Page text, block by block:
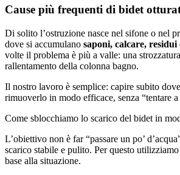
Cause più frequenti di bidet
Di solito l’ostruzione nasce nel sifone o nel
dove si accumulano saponi, calcare,
volte il problema è più a valle: una
rallentamento della colonna bagno.
Il nostro lavoro è semplice: capire subito
rimuoverlo in modo efficace, senza “tentare a
Come sblocchiamo lo scarico del bidet in
L’obiettivo non è far “passare un po’
scarico stabile e pulito. Per questo
base alla situazione.